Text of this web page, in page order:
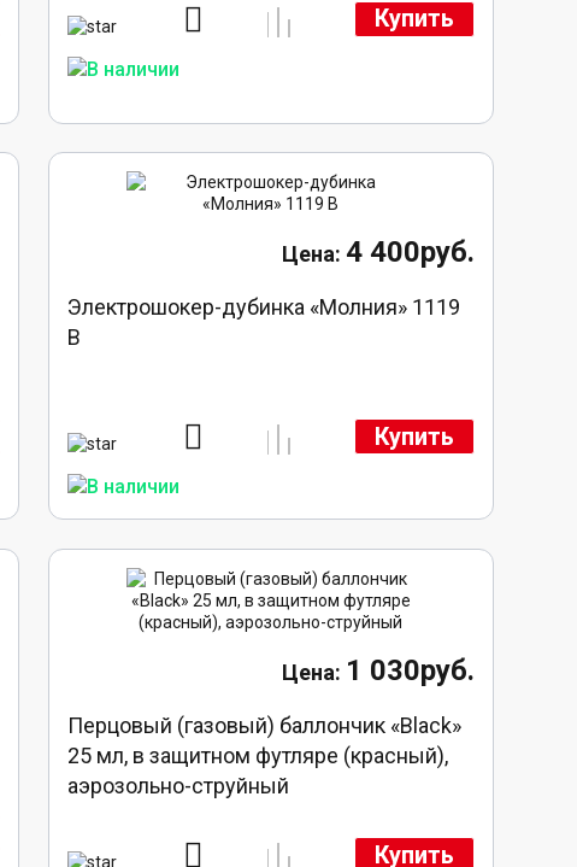
Купить
4 400руб.
Электрошокер-дубинка «Молния» 1119
В
Купить
1 030руб.
Перцовый (газовый) баллончик «Black»
25 мл, в защитном футляре (красный),
аэрозольно-струйный
Купить